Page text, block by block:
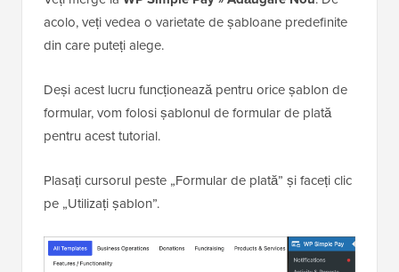
acolo, veți vedea o varietate de șabloane predefinite
din care puteți alege.
Deși acest lucru funcționează pentru orice șablon de
formular, vom folosi șablonul de formular de plată
pentru acest tutorial.
Plasați cursorul peste „Formular de plată” și faceți clic
pe „Utilizați șablon”.